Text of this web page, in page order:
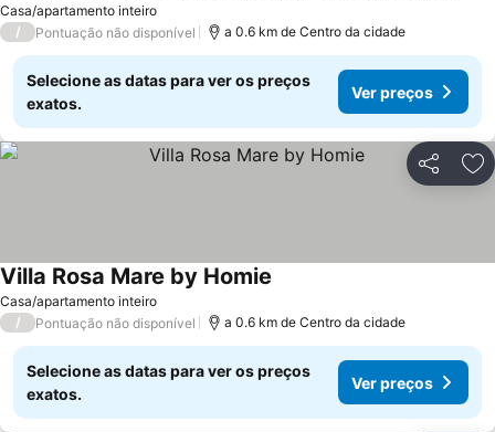
Casa/apartamento inteiro
/ Pontuação não disponível a 0.6 km de Centro da cidade
Selecione as datas para ver os preços
exatos.
Ver preços
Partilhar
Casa/apartamento inteiro
Villa Rosa Mare by Homie
/ Pontuação não disponível a 0.6 km de Centro da cidade
Selecione as datas para ver os preços
exatos.
Ver preços